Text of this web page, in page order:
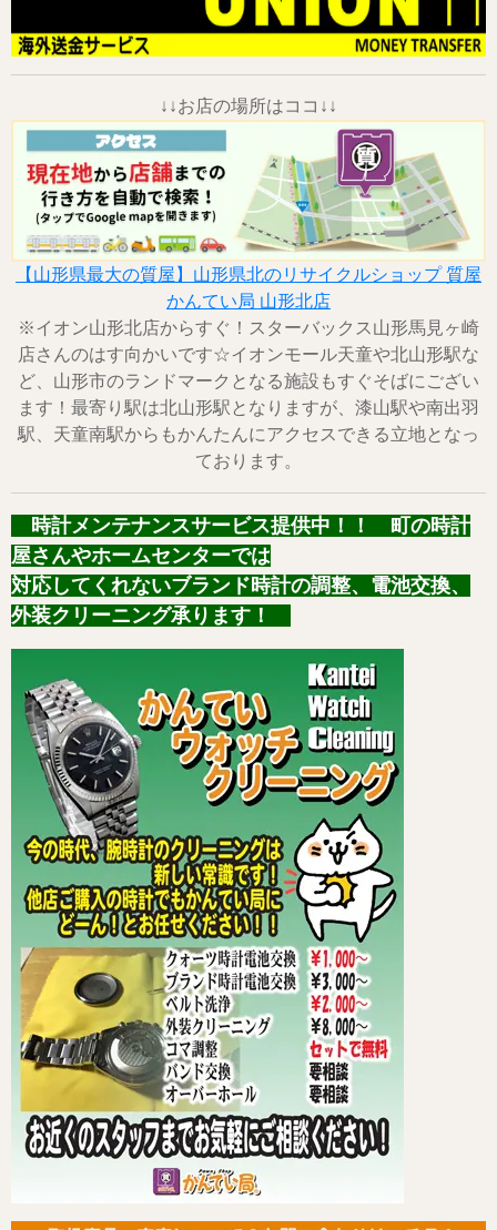
↓↓お店の場所はココ↓↓
【山形県最大の質屋】山形県北のリサイクルショップ 質屋
かんてい局 山形北店
※イオン山形北店からすぐ！スターバックス山形馬見ヶ崎
店さんのはす向かいです☆イオンモール天童や北山形駅な
ど、山形市のランドマークとなる施設もすぐそばにござい
ます！最寄り駅は北山形駅となりますが、漆山駅や南出羽
駅、天童南駅からもかんたんにアクセスできる立地となっ
ております。
時計メンテナンスサービス提供中！！ 町の時計
屋さんやホームセンターでは
対応してくれないブランド時計の調整、電池交換、
外装クリーニング承ります！